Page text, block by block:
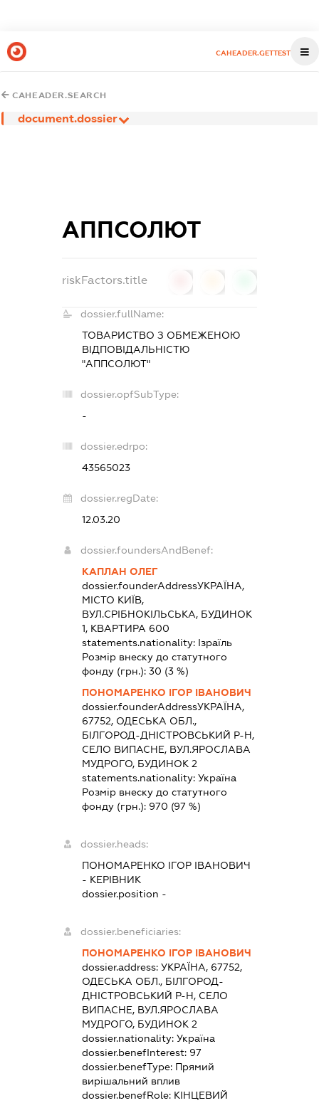
CAHEADER.GETTEST
CAHEADER.SEARCH
document.dossier
АППСОЛЮТ
riskFactors.title
dossier.fullName:
ТОВАРИСТВО З ОБМЕЖЕНОЮ
ВІДПОВІДАЛЬНІСТЮ
"АППСОЛЮТ"
dossier.opfSubType:
-
dossier.edrpo:
43565023
dossier.regDate:
12.03.20
dossier.foundersAndBenef:
КАПЛАН ОЛЕГ
dossier.founderAddressУКРАЇНА,
МІСТО КИЇВ,
ВУЛ.СРІБНОКІЛЬСЬКА, БУДИНОК
1, КВАРТИРА 600
statements.nationality: Ізраїль
Розмір внеску до статутного
фонду (грн.):30 (3 %)
ПОНОМАРЕНКО ІГОР ІВАНОВИЧ
dossier.founderAddressУКРАЇНА,
67752, ОДЕСЬКА ОБЛ.,
БІЛГОРОД-ДНІСТРОВСЬКИЙ Р-Н,
СЕЛО ВИПАСНЕ, ВУЛ.ЯРОСЛАВА
МУДРОГО, БУДИНОК 2
statements.nationality:Україна
Розмір внеску до статутного
фонду (грн.): 970 (97 %)
dossier.heads:
ПОНОМАРЕНКО ІГОР ІВАНОВИЧ
- КЕРІВНИК
dossier.position -
dossier.beneficiaries:
ПОНОМАРЕНКО ІГОР ІВАНОВИЧ
dossier.address:УКРАЇНА, 67752,
ОДЕСЬКА ОБЛ., БІЛГОРОД-
ДНІСТРОВСЬКИЙ Р-Н, СЕЛО
ВИПАСНЕ, ВУЛ.ЯРОСЛАВА
МУДРОГО, БУДИНОК 2
dossier.nationality:Україна
dossier.benefInterest: 97
dossier.benefType: Прямий
вирішальний вплив
dossier.benefRole: КІНЦЕВИЙ